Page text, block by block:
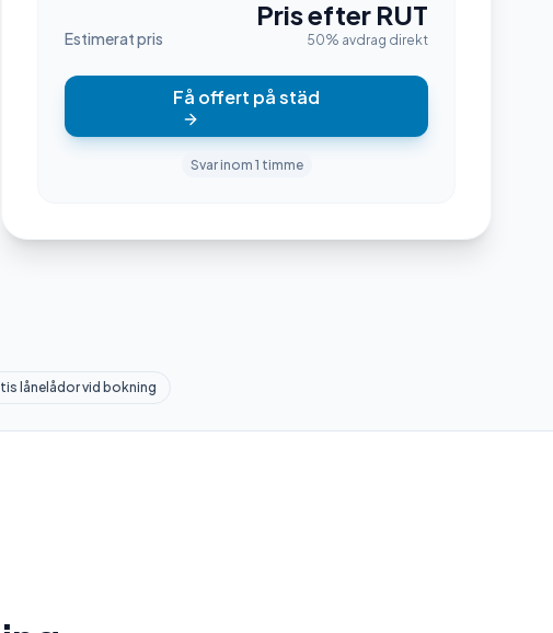
Estimerat pris
Pris efter RUT
50% avdrag direkt
Få offert på städ
Svar inom 1 timme
lånelådor vid bokning